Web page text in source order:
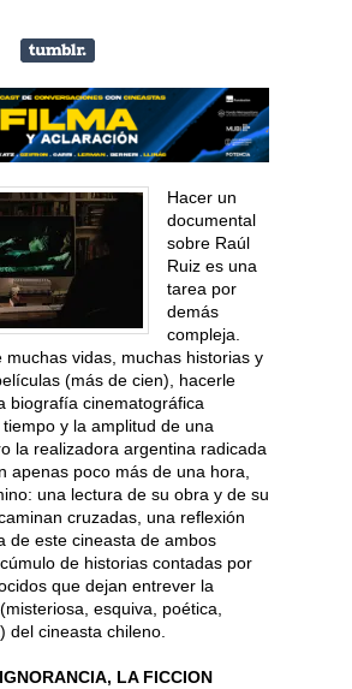
Hacer un
documental
sobre Raúl
Ruiz es una
tarea por
demás
compleja.
muchas vidas, muchas historias y
(más de cien), hacerle
biografía cinematográfica
y la amplitud de una
la realizadora argentina radicada
apenas poco más de una hora,
una lectura de su obra y de su
cruzadas, una reflexión
de este cineasta de ambos
de historias contadas por
que dejan entrever la
esquiva, poética,
del cineasta chileno.
LA FICCION